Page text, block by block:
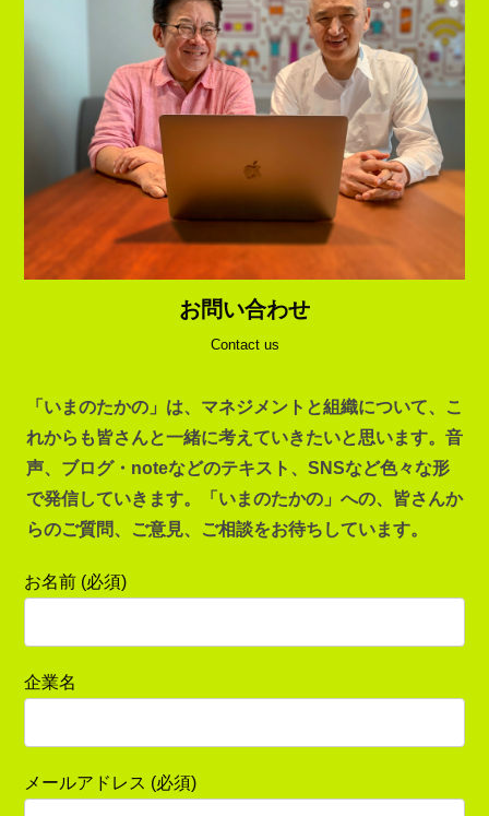
お問い合わせ
Contact us
「いまのたかの」は、マネジメントと組織について、こ
れからも皆さんと一緒に考えていきたいと思います。音
声、ブログ・noteなどのテキスト、SNSなど色々な形
で発信していきます。「いまのたかの」への、皆さんか
らのご質問、ご意見、ご相談をお待ちしています。
お名前 (必須)
企業名
メールアドレス (必須)